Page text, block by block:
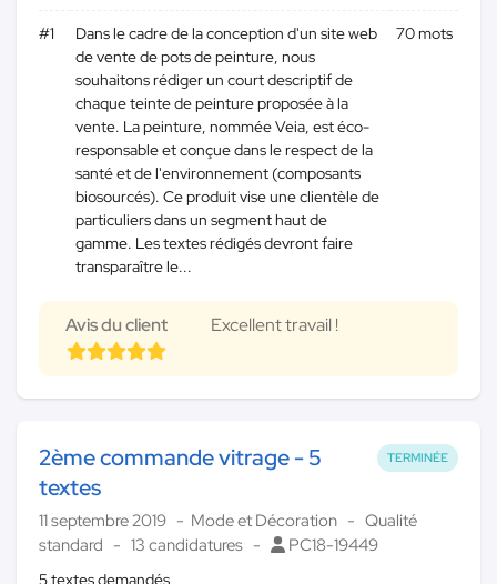
#1
Dans le cadre de la conception d'un site web
de vente de pots de peinture, nous
souhaitons rédiger un court descriptif de
chaque teinte de peinture proposée à la
vente. La peinture, nommée Veia, est éco-
responsable et conçue dans le respect de la
santé et de l'environnement (composants
biosourcés). Ce produit vise une clientèle de
particuliers dans un segment haut de
gamme. Les textes rédigés devront faire
transparaître le...
70 mots
Avis du client Excellent travail !
TERMINÉE
2ème commande vitrage - 5
textes
11 septembre 2019 Mode et Décoration
Qualité
standard
13 candidatures PC18-19449
5 textes demandés